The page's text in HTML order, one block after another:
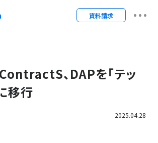
資料請求
、DAPを「テッ
移行
2025.04.28